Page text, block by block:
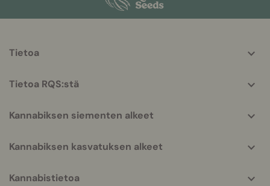
helpful
Tietoa
Tietoa RQS:stä
Kannabiksen siementen alkeet
Kannabiksen kasvatuksen alkeet
Kannabistietoa